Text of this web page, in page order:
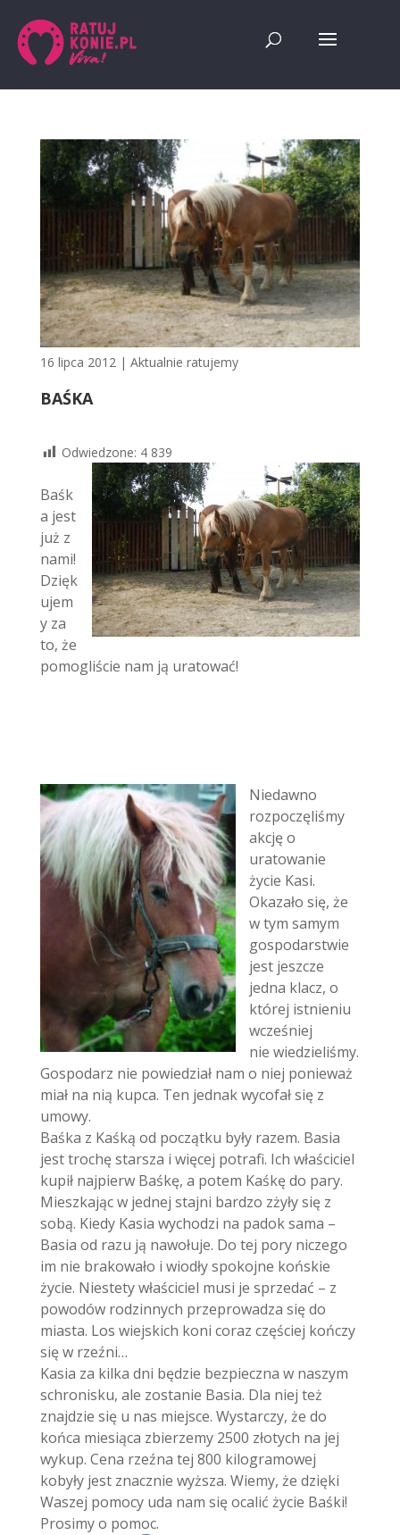
16 lipca 2012| Aktualnie ratujemy
BAŚKA
Odwiedzone: 4 839
Baśk
a jest
już z
nami!
Dzięk
ujem
y za
to, że
pomogliście nam ją uratować!
Niedawno
rozpoczęliśmy
akcję o
uratowanie
życie Kasi.
Okazało się, że
w tym samym
gospodarstwie
jest jeszcze
jedna klacz, o
której istnieniu
wcześniej
nie wiedzieliśmy.
Gospodarz nie powiedział nam o niej ponieważ
miał na nią kupca. Ten jednak wycofał się z
umowy.
Baśka z Kaśką od początku były razem. Basia
jest trochę starsza i więcej potrafi. Ich właściciel
kupił najpierw Baśkę, a potem Kaśkę do pary.
Mieszkając w jednej stajni bardzo zżyły się z
sobą. Kiedy Kasia wychodzi na padok sama –
Basia od razu ją nawołuje. Do tej pory niczego
im nie brakowało i wiodły spokojne końskie
życie. Niestety właściciel musi je sprzedać – z
powodów rodzinnych przeprowadza się do
miasta. Los wiejskich koni coraz częściej kończy
się w rzeźni…
Kasia za kilka dni będzie bezpieczna w naszym
schronisku, ale zostanie Basia. Dla niej też
znajdzie się u nas miejsce. Wystarczy, że do
końca miesiąca zbierzemy 2500 złotych na jej
wykup. Cena rzeźna tej 800 kilogramowej
kobyły jest znacznie wyższa. Wiemy, że dzięki
Waszej pomocy uda nam się ocalić życie Baśki!
Prosimy o pomoc.